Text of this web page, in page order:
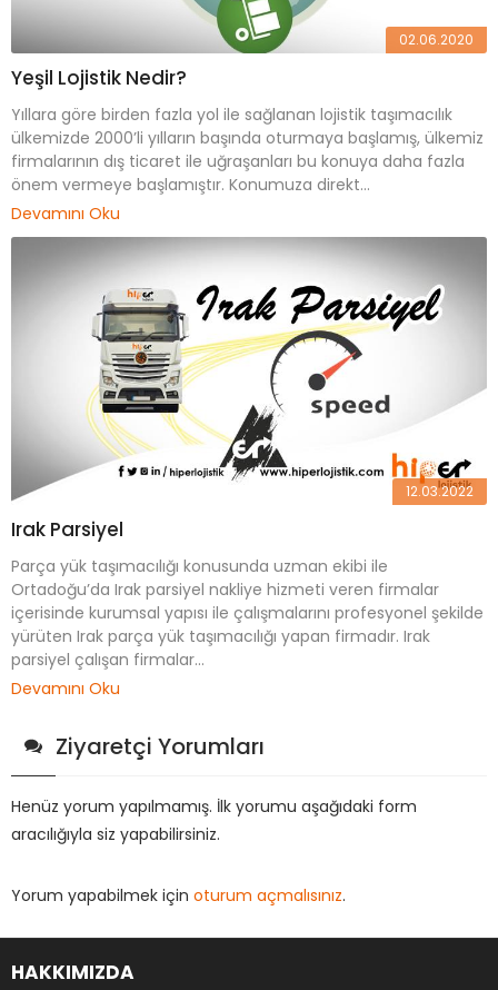
02.06.2020
Yeşil Lojistik Nedir?
Yıllara göre birden fazla yol ile sağlanan lojistik taşımacılık
ülkemizde 2000’li yılların başında oturmaya başlamış, ülkemiz
firmalarının dış ticaret ile uğraşanları bu konuya daha fazla
önem vermeye başlamıştır. Konumuza direkt...
Devamını Oku
12.03.2022
Irak Parsiyel
Parça yük taşımacılığı konusunda uzman ekibi ile
Ortadoğu’da Irak parsiyel nakliye hizmeti veren firmalar
içerisinde kurumsal yapısı ile çalışmalarını profesyonel şekilde
yürüten Irak parça yük taşımacılığı yapan firmadır. Irak
parsiyel çalışan firmalar...
Devamını Oku
Ziyaretçi Yorumları
Henüz yorum yapılmamış. İlk yorumu aşağıdaki form
aracılığıyla siz yapabilirsiniz.
Yorum yapabilmek için oturum açmalısınız.
HAKKIMIZDA